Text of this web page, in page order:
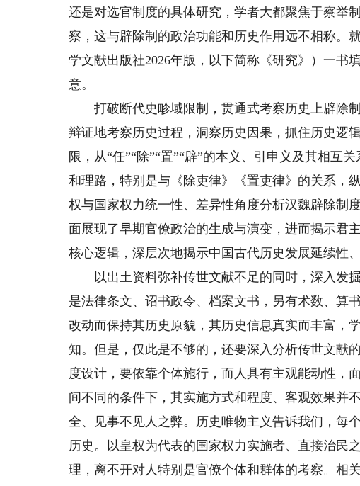
还是对选官制度的具体研究，学者大都聚焦于察举
察，这与辟除制的政治功能和历史作用远不相称。
学文献出版社2026年版，以下简称《研究》）一书
意。
打破断代史畛域限制，贯通式考察历史上辟除制
辩证地考察历史过程，洞察历史因果，抓住历史逻
限，从“任”“除”“置”“辟”的本义、引申义及其相互
和理路，特别是与《除吏律》《置吏律》的关系，
权与国家权力统一性、差异性角度分析汉魏辟除制
面展现了早期官僚政治的生成与演变，进而揭示君
核心逻辑，深层次地揭示中国古代历史发展延续性、
以出土资料弥补传世文献不足的同时，深入发
是法律条文、诏书政令、档案文书，另有术数、算
改动而保持其历史原貌，其历史信息真实而丰富，
知。但是，仅此是不够的，还要深入分析传世文献
度设计，要依靠个体施行，而人具有主观能动性，
间不同的条件下，其实施方式和程度、客观效果并
全、见事不见人之弊。历史唯物主义告诉我们，每
历史。以皇权为代表的国家权力实施者、直接治民
理，离不开对人特别是官僚个体和群体的考察。相